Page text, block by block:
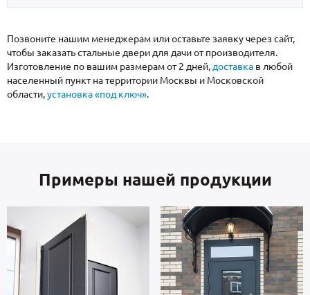
Позвоните нашим менеджерам или оставьте заявку через сайт,
чтобы заказать стальные двери для дачи от производителя.
Изготовление по вашим размерам от 2 дней, доставка в любой
населенный пункт на территории Москвы и Московской
области,установка «под ключ».
Примеры нашей продукции